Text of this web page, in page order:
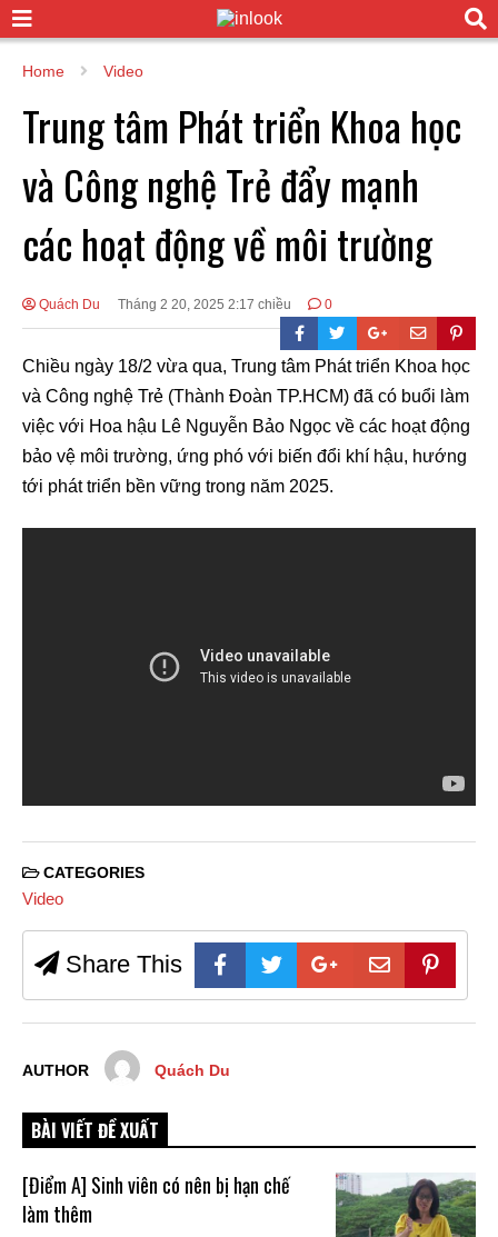
Home Video
Trung tâm Phát triển Khoa học
và Công nghệ Trẻ đẩy mạnh
các hoạt động về môi trường
Quách Du Tháng 2 20, 2025 2:17 chiều 0
Chiều ngày 18/2 vừa qua, Trung tâm Phát triển Khoa học
và Công nghệ Trẻ (Thành Đoàn TP.HCM) đã có buổi làm
việc với Hoa hậu Lê Nguyễn Bảo Ngọc về các hoạt động
bảo vệ môi trường, ứng phó với biến đổi khí hậu, hướng
tới phát triển bền vững trong năm 2025.
CATEGORIES
Video
Share This
AUTHOR Quách Du
BÀI VIẾT ĐỀ XUẤT
[Điểm A] Sinh viên có nên bị hạn chế
làm thêm